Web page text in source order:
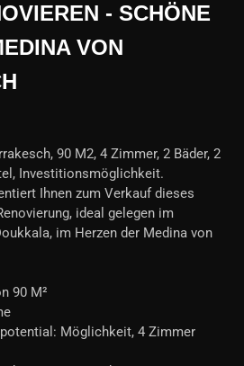
- SCHÖNE
VON
90 M2, 4 Zimmer, 2 Bäder, 2
Investitionsmöglichkeit.
Ihnen zum Verkauf dieses
ideal gelegen im
im Herzen der Medina von
90 M²
Möglichkeit, 4 Zimmer